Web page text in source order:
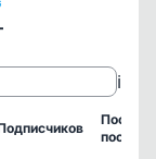
ℹ️
пост